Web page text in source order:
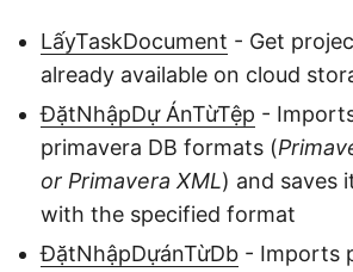
LấyTaskDocument - Get
already available on cloud
ĐặtNhậpDự ÁnTừTệp -
primavera DB formats (
or Primavera XML) and saves
with the specified format
ĐặtNhậpDựánTừDb - Imports